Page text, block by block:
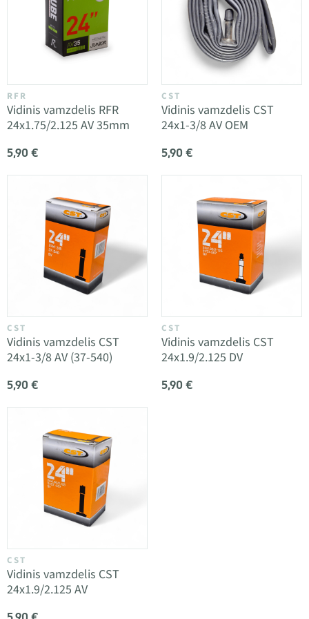
RFR
Vidinis vamzdelis RFR
24x1.75/2.125 AV 35mm
5,90 €
CST
Vidinis vamzdelis CST
24x1-3/8 AV OEM
5,90 €
CST
Vidinis vamzdelis CST
24x1-3/8 AV (37-540)
5,90 €
CST
Vidinis vamzdelis CST
24x1.9/2.125 DV
5,90 €
CST
Vidinis vamzdelis CST
24x1.9/2.125 AV